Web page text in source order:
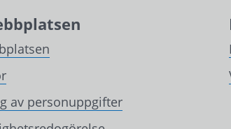
av personuppgifter